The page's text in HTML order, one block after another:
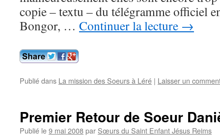
copie – textu – du télégramme offi­ciel
Bongor, … Continuer la lecture →
Publié dans La mission des Soeurs à Léré | Laisser un
Premier Retour de Soeur
Publié le9 mai 2008par Sœurs du Saint Enfant Jésus Reims